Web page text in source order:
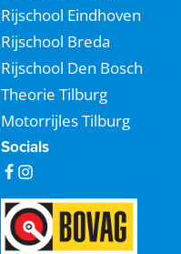
Rijschool Eindhoven
Rijschool Breda
Rijschool Den Bosch
Theorie Tilburg
Motorrijles Tilburg
Socials